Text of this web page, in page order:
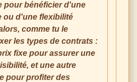
pour bénéficier d'une
ou d'une flexibilité
comme tu le
les types de contrats :
fixe pour assurer une
et une autre
pour profiter des